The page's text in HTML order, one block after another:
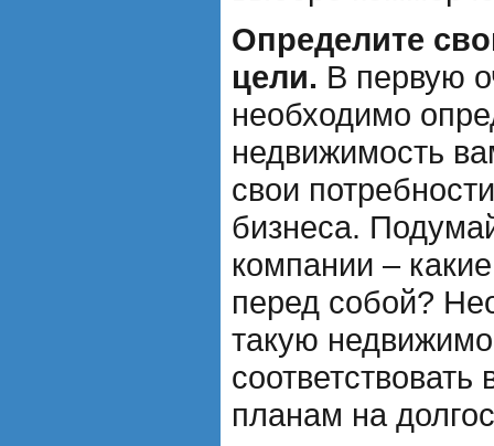
Определите
цели. В первую
необходимо
недвижимость
свои
бизнеса.
компании –
перед собой?
такую
планам на